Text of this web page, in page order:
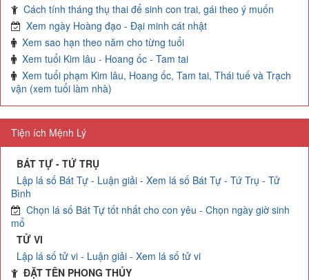
Cách tính tháng thụ thai để sinh con trai, gái theo ý muốn
Xem ngày Hoàng đạo - Đại minh cát nhật
Xem sao hạn theo năm cho từng tuổi
Xem tuổi Kim lâu - Hoang ốc - Tam tai
Xem tuổi phạm Kim lâu, Hoang ốc, Tam tai, Thái tuế và Trạch
vận (xem tuổi làm nhà)
Tiện ích Mệnh Lý
BÁT TỰ - TỨ TRỤ
Lập lá số Bát Tự - Luận giải - Xem lá số Bát Tự - Tứ Trụ - Tử
Bình
Chọn lá số Bát Tự tốt nhất cho con yêu - Chọn ngày giờ sinh
mổ
TỬ VI
Lập lá số tử vi - Luận giải - Xem lá số tử vi
ĐẶT TÊN PHONG THỦY